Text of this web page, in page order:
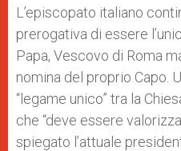
L’episcopato italiano
prerogativa di essere
Papa, Vescovo di Roma
nomina del proprio Capo.
“legame unico” tra la
che “deve essere
spiegato l’attuale